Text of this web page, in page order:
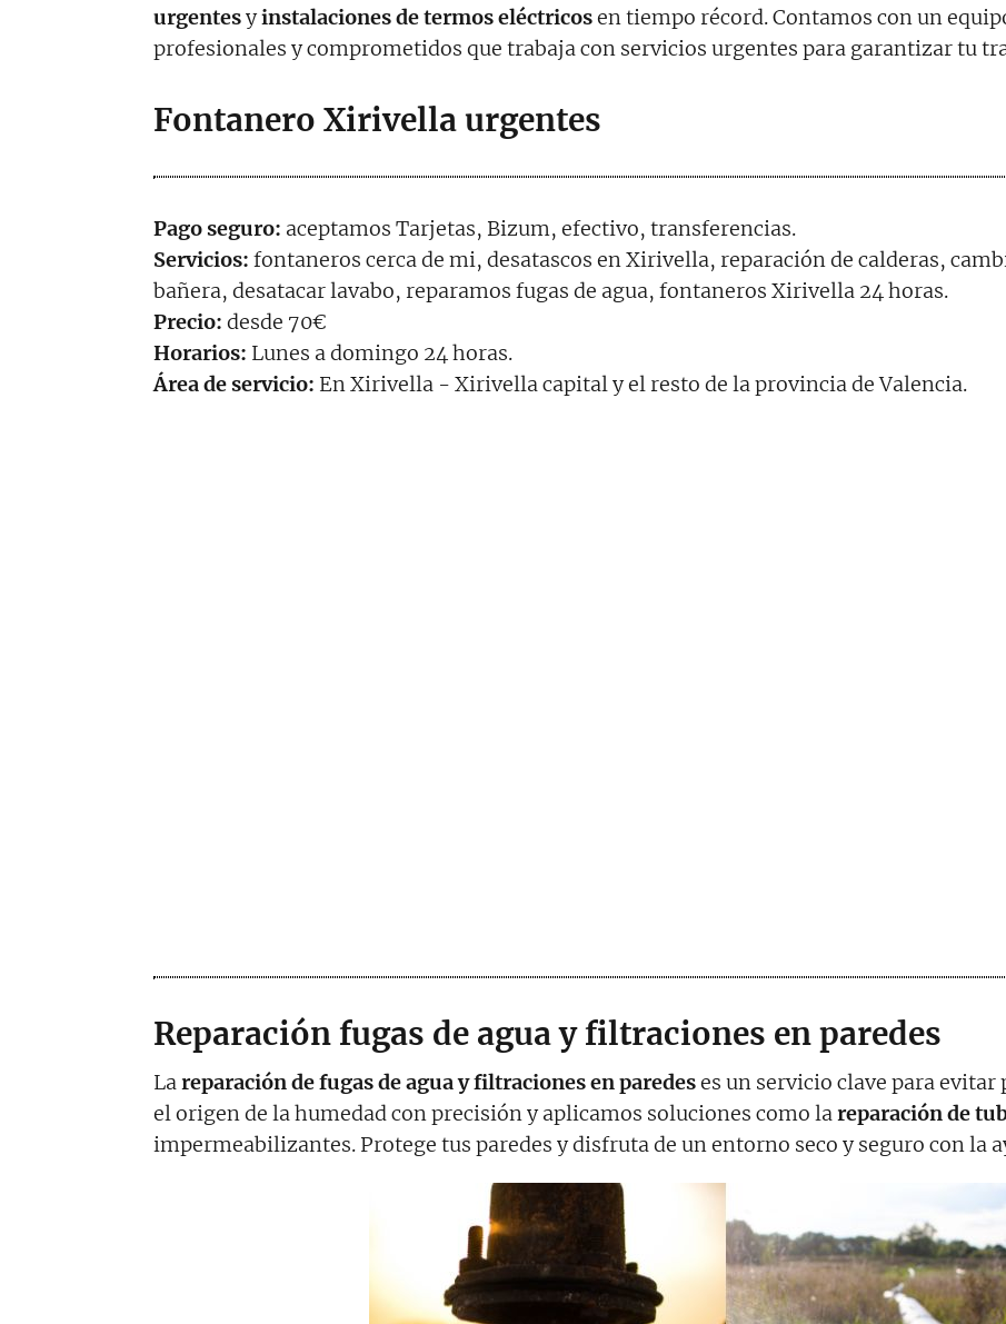
urgentesyinstalaciones de termos eléctricosen tiempo récord. Contamos con un
profesionales y comprometidos que trabaja con servicios urgentes para garantizar tu
Fontanero Xirivella urgentes
Pago seguro: aceptamos Tarjetas, Bizum, efectivo, transferencias.
Servicios: fontaneros cerca de mi, desatascos en Xirivella, reparación de calderas,
bañera, desatacar lavabo, reparamos fugas de agua, fontaneros Xirivella 24 horas.
Precio: desde 70€
Horarios: Lunes a domingo 24 horas.
Área de servicio: En Xirivella - Xirivella capital y el resto de la provincia de Valencia.
Reparación fugas de agua y filtraciones en paredes
Lareparación de fugas de agua y filtraciones en paredeses un servicio clave para
el origen de la humedad con precisión y aplicamos soluciones como lareparación de
impermeabilizantes. Protege tus paredes y disfruta de un entorno seco y seguro con la